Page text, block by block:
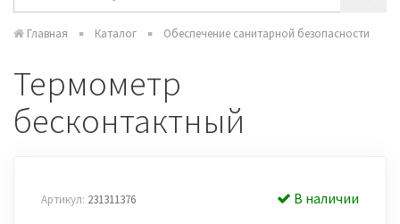
Главная Каталог Обеспечение санитарной безопасности
Термометр
бесконтактный
Артикул: 231311376 В наличии